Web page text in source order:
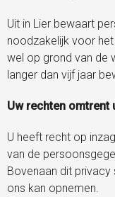
Uit in Lier bewaart
noodzakelijk voor
wel op grond van de
langer dan vijf jaar
Uw rechten omtrent
U heeft recht op
van de
Bovenaan dit
ons kan opnemen.